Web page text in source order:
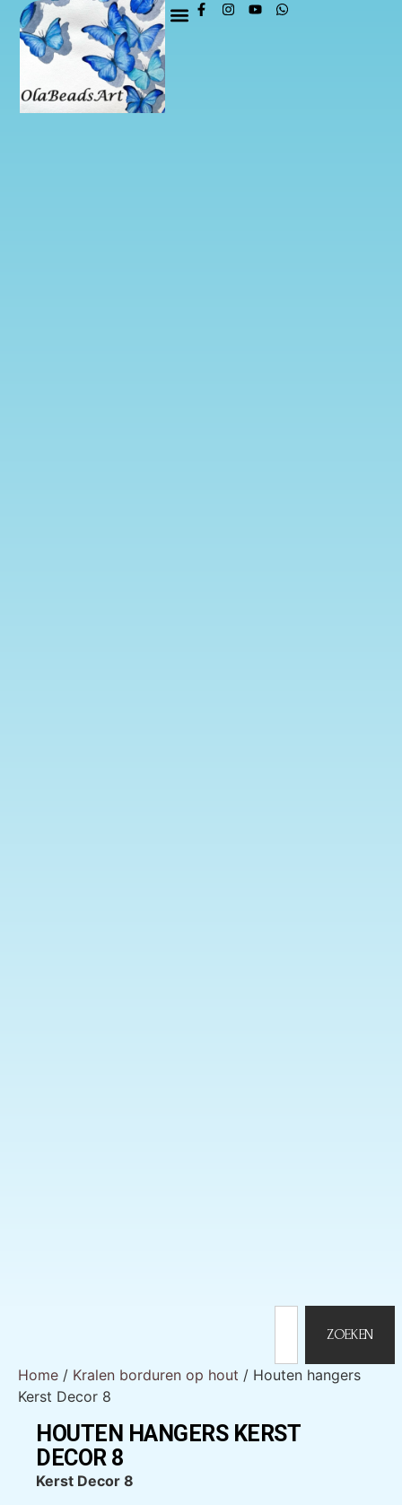
ZOEKEN
Home / Kralen borduren op hout / Houten hangers
Kerst Decor 8
HOUTEN HANGERS KERST
DECOR 8
Kerst Decor 8